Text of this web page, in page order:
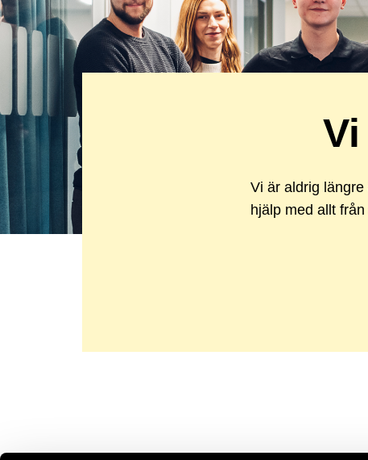
Vi är aldrig
hjälp med allt